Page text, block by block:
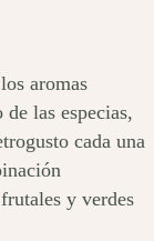
aromas
las especias,
cada una
y verdes